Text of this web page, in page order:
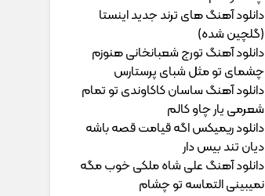
دانلود آهنگ های ترند جدید اینستا
(گلچین شده)
دانلود آهنگ تورج شعبانخانی هنوزم
چشمای تو مثل شبای پرستارس
دانلود آهنگ ساسان کاکاوندی تو تمام
شعرمی یار چاو کالم
دانلود ریمیکس اگه قیامت قصه باشه
دیان تند بیس دار
دانلود آهنگ علی شاه ملکی خوب مگه
نمیبینی التماسه تو چشام